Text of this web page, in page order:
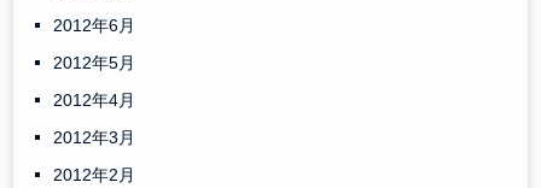
2012年6月
2012年5月
2012年4月
2012年3月
2012年2月